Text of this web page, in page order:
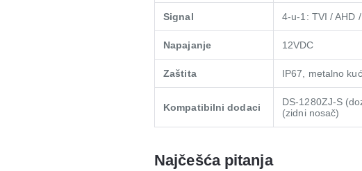
Signal 4-u-1: TVI / AHD
Napajanje 12VDC
Zaštita IP67, metalno
Kompatibilni dodaci
DS-1280ZJ-S
(zidni nosač)
Najčešća pitanja